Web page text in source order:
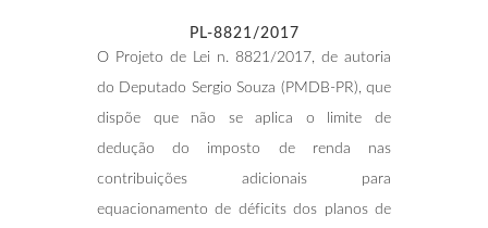
PL-8821/2017
O Projeto de Lei n. 8821/2017, de autoria
do Deputado Sergio Souza (PMDB-PR), que
dispõe que não se aplica o limite de
dedução do imposto de renda nas
contribuições adicionais para
equacionamento de déficits dos planos de